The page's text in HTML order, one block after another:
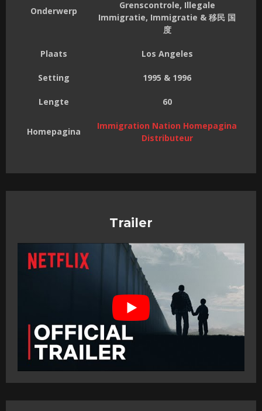
Onderwerp
Grenscontrole, Illegale
Immigratie, Immigratie & 移民 国
度
Plaats Los Angeles
Setting 1995 & 1996
Lengte 60
Homepagina
Immigration Nation Homepagina
Distributeur
Trailer